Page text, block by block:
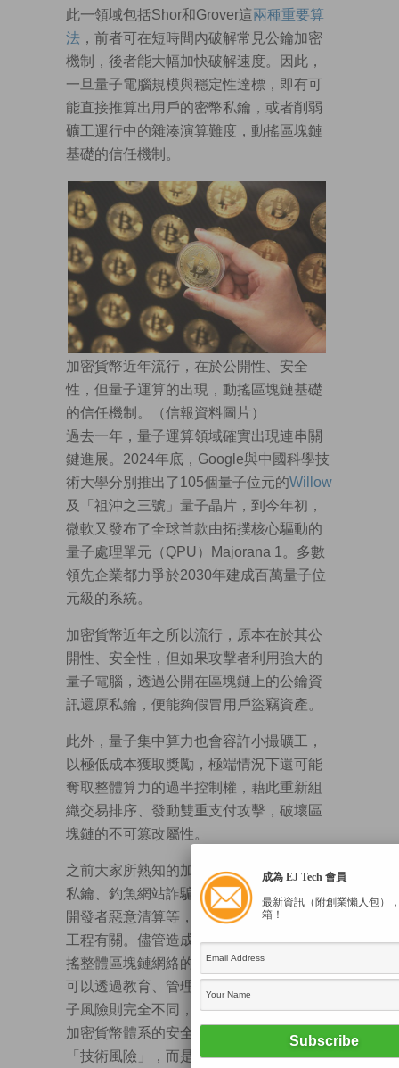
此一領域包括Shor和Grover這兩種重要算
法 ，前者可在短時間內破解常見公鑰加密
機制，後者能大幅加快破解速度。因此，
一旦量子電腦規模與穩定性達標，即有可
能直接推算出用戶的密幣私鑰，或者削弱
礦工運行中的雜湊演算難度，動搖區塊鏈
基礎的信任機制。
加密貨幣近年流行，在於公開性、安全
性，但量子運算的出現，動搖區塊鏈基礎
的信任機制。（信報資料圖片）
過去一年，量子運算領域確實出現連串關
鍵進展。2024年底，Google與中國科學技
術大學分別推出了105個量子位元的Willow
及「祖沖之三號」量子晶片，到今年初，
微軟又發布了全球首款由拓撲核心驅動的
量子處理單元（QPU）Majorana 1。多數
領先企業都力爭於2030年建成百萬量子位
元級的系統。
加密貨幣近年之所以流行，原本在於其公
開性、安全性，但如果攻擊者利用強大的
量子電腦，透過公開在區塊鏈上的公鑰資
訊還原私鑰，便能夠假冒用戶盜竊資產。
此外，量子集中算力也會容許小撮礦工，
以極低成本獲取獎勵，極端情況下還可能
奪取整體算力的過半控制權，藉此重新組
織交易排序、發動雙重支付攻擊，破壞區
塊鏈的不可篡改屬性。
之前大家所熟知的加密貨幣風險，如丟失
私鑰、釣魚網站詐騙、交易所內部舞弊、
開發者惡意清算等，多與人為疏失、社交
工程有關。儘管造成財產損失，但都未動
搖整體區塊鏈網絡的運作邏輯。上述風險
可以透過教育、管理或規管加以抑制，量
子風險則完全不同，它將會直接挑戰整個
加密貨幣體系的安全假設，不僅是一種
「技術風險」，而是結構性的信任危機。
成為 EJ Tech 會員
最新資訊（附創業懶人包）
箱！